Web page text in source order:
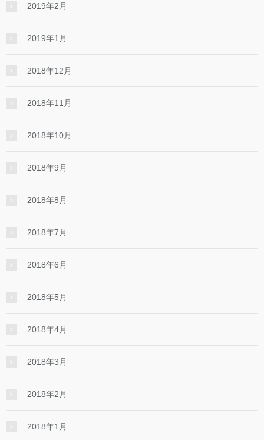
2019年2月
2019年1月
2018年12月
2018年11月
2018年10月
2018年9月
2018年8月
2018年7月
2018年6月
2018年5月
2018年4月
2018年3月
2018年2月
2018年1月